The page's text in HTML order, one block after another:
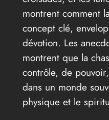
montrent comment
concept clé,
dévotion. Les
montrent que la
contrôle, de
dans un monde
physique et le